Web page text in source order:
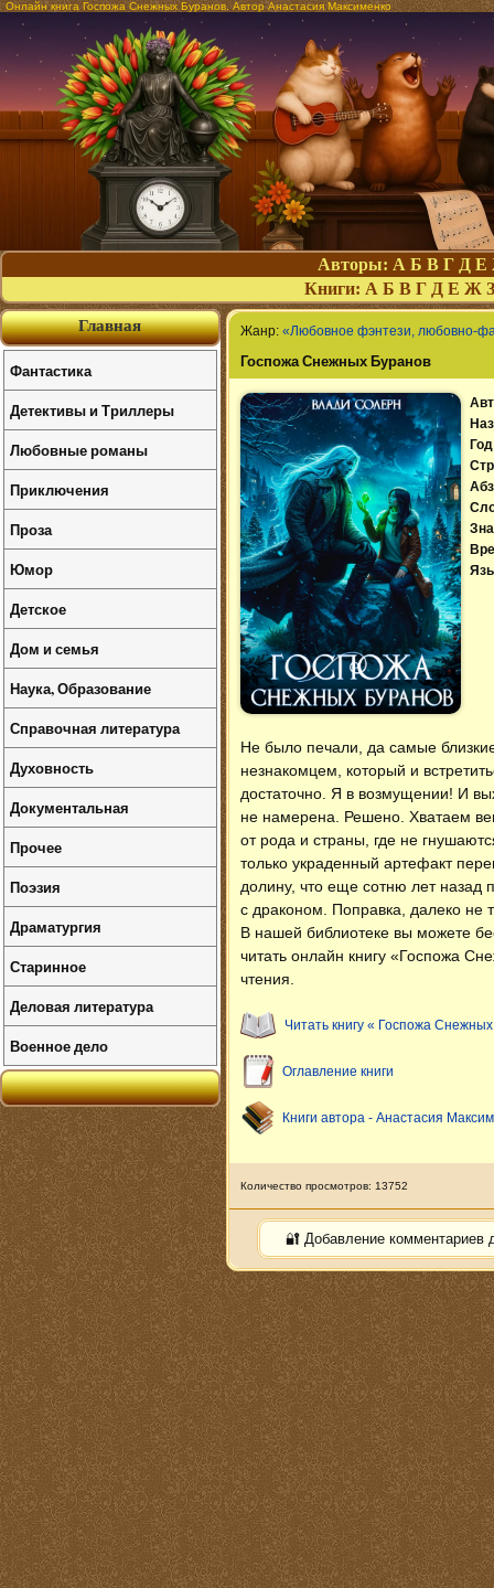
Онлайн книга Госпожа Снежных Буранов. Автор Анастасия Максименко
Авторы: А Б В Г Д Е
Книги: А Б В Г Д Е Ж З
Жанр: «Любовное фэнтези, любовно-
Госпожа Снежных Буранов
Не было печали, да самые
незнакомцем, который и
достаточно. Я в возмущении! И
не намерена. Решено. Хватаем
от рода и страны, где не
только украденный артефакт
долину, что еще сотню лет назад
с драконом. Поправка, далеко не
В нашей библиотеке вы можете
читать онлайн книгу «Госпожа
чтения.
Читать книгу « Госпожа
Оглавление книги
Книги автора - Анастасия
Количество просмотров: 13752
🔐 Добавление комментариев
Главная
Фантастика
Детективы и Триллеры
Любовные романы
Приключения
Проза
Юмор
Детское
Дом и семья
Наука, Образование
Справочная литература
Духовность
Документальная
Прочее
Поэзия
Драматургия
Старинное
Деловая литература
Военное дело